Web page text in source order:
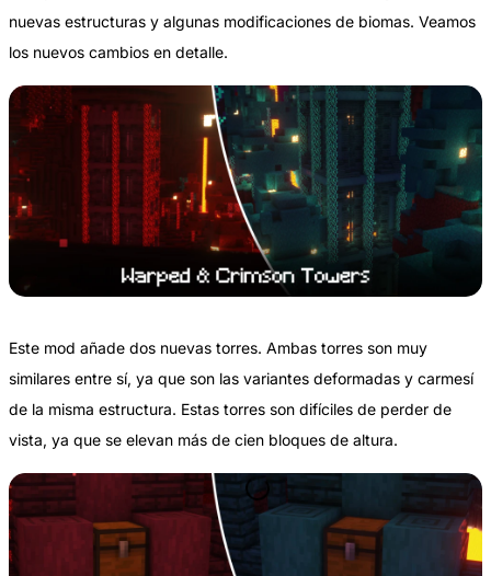
nuevas estructuras y algunas modificaciones de biomas. Veamos
los nuevos cambios en detalle.
Este mod añade dos nuevas torres. Ambas torres son muy
similares entre sí, ya que son las variantes deformadas y carmesí
de la misma estructura. Estas torres son difíciles de perder de
vista, ya que se elevan más de cien bloques de altura.